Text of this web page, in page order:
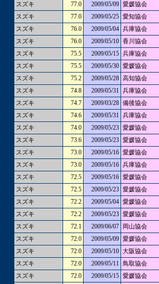
スズキ
77.0 2009/05/09 愛媛協会
スズキ
77.0 2009/05/25 愛知協会
スズキ
76.0 2009/05/04 兵庫協会
スズキ
76.0 2009/05/10 香川協会
スズキ
75.5 2009/05/15 兵庫協会
スズキ
75.5 2009/05/30 愛媛協会
スズキ
75.2 2009/05/28 高知協会
スズキ
74.8 2009/05/31 兵庫協会
スズキ
74.7 2009/03/28 備後協会
スズキ
74.6 2009/05/31 兵庫協会
スズキ
74.0 2009/05/23 愛媛協会
スズキ
73.6 2009/05/23 愛媛協会
スズキ
73.0 2009/05/16 愛媛協会
スズキ
73.0 2009/05/16 兵庫協会
スズキ
72.5 2009/05/16 愛媛協会
スズキ
72.5 2009/05/23 愛媛協会
スズキ
72.2 2009/05/04 愛媛協会
スズキ
72.2 2009/05/23 愛媛協会
スズキ
72.1 2009/06/07
岡山協会
スズキ
72.0 2009/05/09 愛媛協会
スズキ
72.0 2009/05/10 大阪協会
スズキ
72.0 2009/05/11 鳥取協会
スズキ
72.0 2009/05/15 愛媛協会